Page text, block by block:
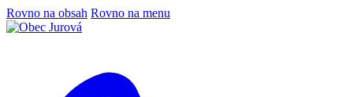
Rovno na obsah Rovno na menu